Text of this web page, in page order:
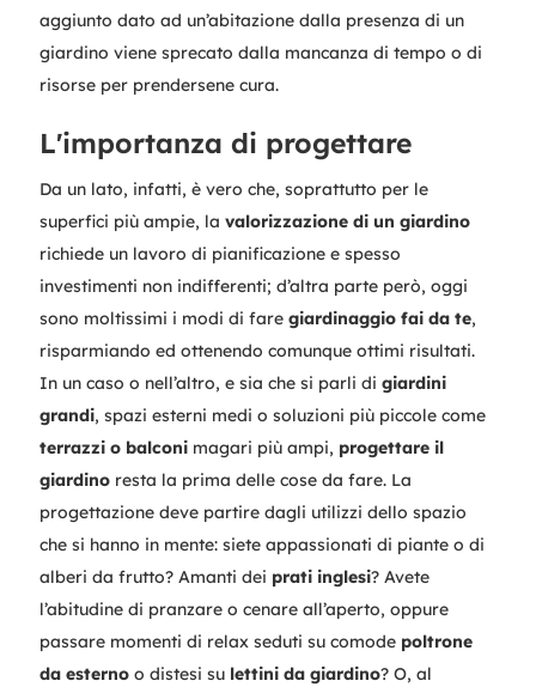
aggiunto dato ad un’abitazione dalla presenza di un
giardino viene sprecato dalla mancanza di tempo o di
risorse per prendersene cura.
L'importanza di progettare
Da un lato, infatti, è vero che, soprattutto per le
superfici più ampie, la valorizzazione di un giardino
richiede un lavoro di pianificazione e spesso
investimenti non indifferenti; d’altra parte però, oggi
sono moltissimi i modi di fare giardinaggio fai da te,
risparmiando ed ottenendo comunque ottimi risultati.
In un caso o nell’altro, e sia che si parli di giardini
grandi, spazi esterni medi o soluzioni più piccole come
terrazzi o balconimagari più ampi, progettare il
giardinoresta la prima delle cose da fare. La
progettazione deve partire dagli utilizzi dello spazio
che si hanno in mente: siete appassionati di piante o di
alberi da frutto? Amanti dei prati inglesi? Avete
l’abitudine di pranzare o cenare all’aperto, oppure
passare momenti di relax seduti su comode poltrone
da esternoo distesi su lettini da giardino? O, al